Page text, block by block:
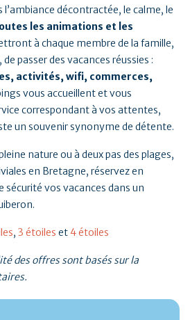
l’ambiance décontractée, le calme, le
les animations et les
à chaque membre de la famille,
passer des vacances réussies :
activités, wifi, commerces,
vous accueillent et vous
correspondant à vos attentes,
un souvenir synonyme de détente.
nature ou à deux pas des plages,
en Bretagne, réservez en
sécurité vos vacances dans un
, 3 étoiles et 4 étoiles
des offres sont basés sur la